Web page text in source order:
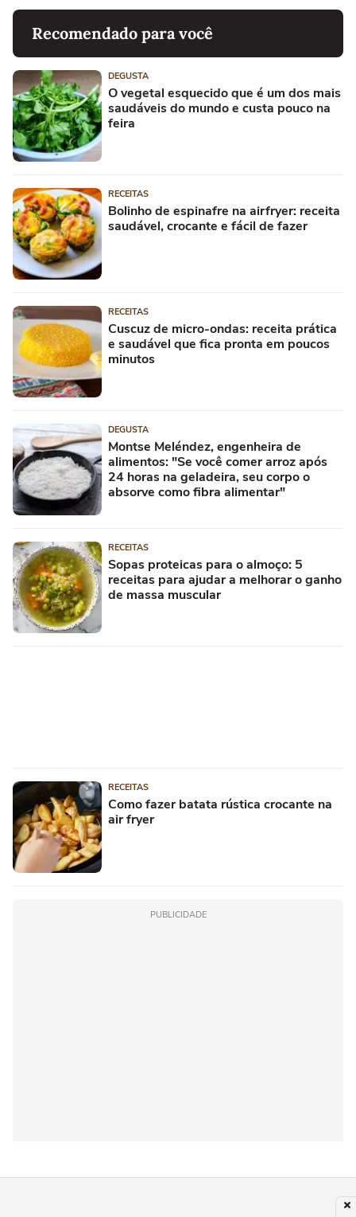
Recomendado para você
DEGUSTA
O vegetal esquecido que é um dos mais
saudáveis do mundo e custa pouco na
feira
RECEITAS
Bolinho de espinafre na airfryer: receita
saudável, crocante e fácil de fazer
RECEITAS
Cuscuz de micro-ondas: receita prática
e saudável que fica pronta em poucos
minutos
DEGUSTA
Montse Meléndez, engenheira de
alimentos: "Se você comer arroz após
24 horas na geladeira, seu corpo o
absorve como fibra alimentar"
RECEITAS
Sopas proteicas para o almoço: 5
receitas para ajudar a melhorar o ganho
de massa muscular
RECEITAS
Como fazer batata rústica crocante na
air fryer
PUBLICIDADE